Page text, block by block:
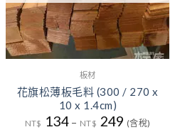
板材
花旗松薄板毛料 (300 / 270 x
10 x 1.4cm)
NT$ 134– NT$ 249 (含稅)